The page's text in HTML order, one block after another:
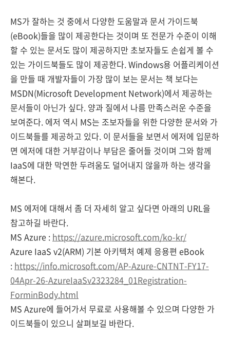
MS가 잘하는 것 중에서 다양한 도움말과 문서 가이드북
(eBook)들을 많이 제공한다는 것이며 또 전문가 수준이 이해
할 수 있는 문서도 많이 제공하지만 초보자들도 손쉽게 볼 수
있는 가이드북들도 많이 제공한다. Windows용 어플리케이션
을 만들 때 개발자들이 가장 많이 보는 문서는 책 보다는
MSDN(Microsoft Development Network)에서 제공하는
문서들이 아닌가 싶다. 양과 질에서 나름 만족스러운 수준을
보여준다. 에저 역시 MS는 조보자들을 위한 다양한 문서와 가
이드북들를 제공하고 있다. 이 문서들을 보면서 에저에 입문하
면 에저에 대한 거부감이나 부담은 줄어들 것이며 그와 함께
IaaS에 대한 막연한 두려움도 덜어내지 않을까 하는 생각을
해본다.
MS 에저에 대해서 좀 더 자세히 알고 싶다면 아래의 URL을
참고하길 바란다.
MS Azure : https://azure.microsoft.com/ko-kr/
Azure IaaS v2(ARM) 기본 아키텍처 예제 응용편 eBook
: https://info.microsoft.com/AP-Azure-CNTNT-FY17-
04Apr-26-AzureIaaSv2323284_01Registration-
ForminBody.html
MS Azure에 들어가서 무료로 사용해볼 수 있으며 다양한 가
이드북들이 있으니 살펴보길 바란다.